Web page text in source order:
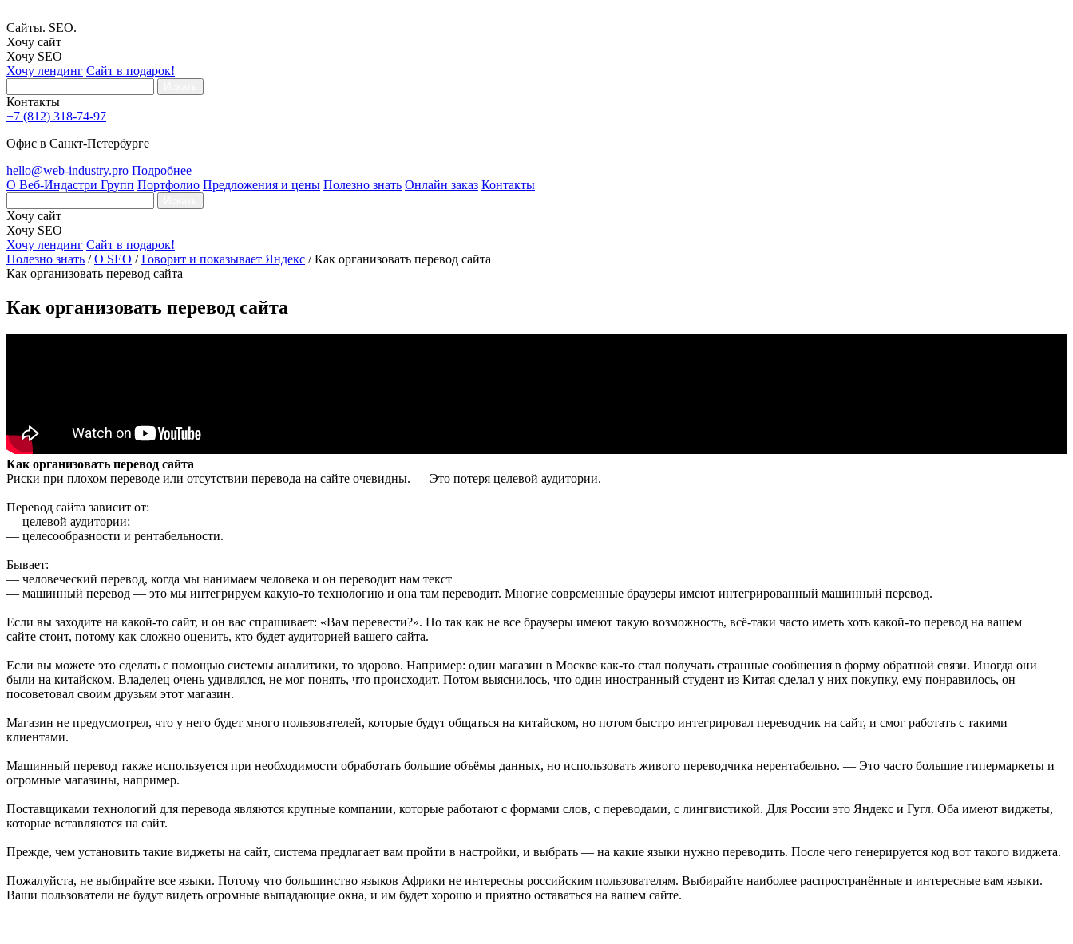
Сайты. SEO.
Хочу сайт
Хочу SEO
Хочу лендинг Сайт в подарок!
Контакты
+7 (812) 318-74-97
Офис в Санкт-Петербурге
hello@web-industry.pro Подробнее
О Веб-Индастри Групп Портфолио Предложения и цены Полезно знать Онлайн заказ Контакты
Хочу сайт
Хочу SEO
Хочу лендинг Сайт в подарок!
Полезно знать / О SEO / Говорит и показывает Яндекс / Как организовать перевод сайта
Как организовать перевод сайта
Как организовать перевод сайта
Как организовать перевод сайта
Риски при плохом переводе или отсутствии перевода на сайте очевидны. — Это потеря целевой аудитории.
Перевод сайта зависит от:
— целевой аудитории;
— целесообразности и рентабельности.
Бывает:
— человеческий перевод, когда мы нанимаем человека и он переводит нам текст
— машинный перевод — это мы интегрируем какую-то технологию и она там переводит. Многие современные браузеры имеют интегрированный машинный перевод.
Если вы заходите на какой-то сайт, и он вас спрашивает: «Вам перевести?». Но так как не все браузеры имеют такую возможность, всё-таки часто иметь хоть какой-то перевод на вашем
сайте стоит, потому как сложно оценить, кто будет аудиторией вашего сайта.
Если вы можете это сделать с помощью системы аналитики, то здорово. Например: один магазин в Москве как-то стал получать странные сообщения в форму обратной связи. Иногда они
были на китайском. Владелец очень удивлялся, не мог понять, что происходит. Потом выяснилось, что один иностранный студент из Китая сделал у них покупку, ему понравилось, он
посоветовал своим друзьям этот магазин.
Магазин не предусмотрел, что у него будет много пользователей, которые будут общаться на китайском, но потом быстро интегрировал переводчик на сайт, и смог работать с такими
клиентами.
Машинный перевод также используется при необходимости обработать большие объёмы данных, но использовать живого переводчика нерентабельно. — Это часто большие гипермаркеты и
огромные магазины, например.
Поставщиками технологий для перевода являются крупные компании, которые работают с формами слов, с переводами, с лингвистикой. Для России это Яндекс и Гугл. Оба имеют виджеты,
которые вставляются на сайт.
Прежде, чем установить такие виджеты на сайт, система предлагает вам пройти в настройки, и выбрать — на какие языки нужно переводить. После чего генерируется код вот такого виджета.
Пожалуйста, не выбирайте все языки. Потому что большинство языков Африки не интересны российским пользователям. Выбирайте наиболее распространённые и интересные вам языки.
Ваши пользователи не будут видеть огромные выпадающие окна, и им будет хорошо и приятно оставаться на вашем сайте.